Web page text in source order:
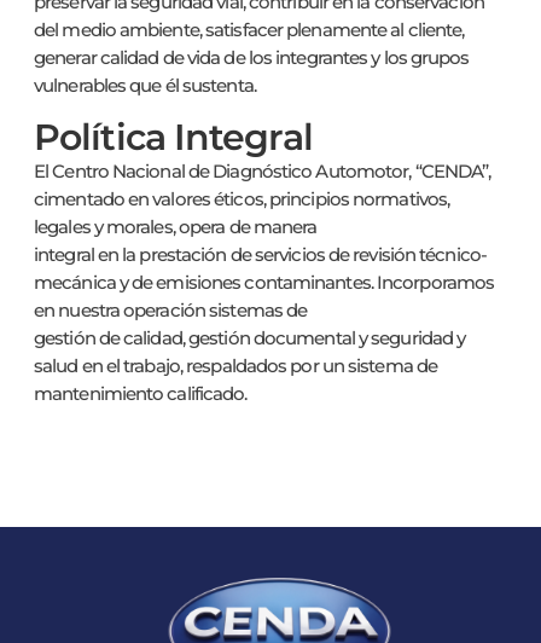
del medio ambiente, satisfacer plenamente al cliente,
generar calidad de vida de los integrantes y los grupos
vulnerables que él sustenta.
Política Integral
El Centro Nacional de Diagnóstico Automotor, “CENDA”,
cimentado en valores éticos, principios normativos,
legales y morales, opera de manera
integral en la prestación de servicios de revisión técnico-
mecánica y de emisiones contaminantes. Incorporamos
en nuestra operación sistemas de
gestión de calidad, gestión documental y seguridad y
salud en el trabajo, respaldados por un sistema de
mantenimiento calificado.